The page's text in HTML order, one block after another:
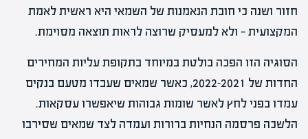
חזור ושנה כי חובת הנאמנות של השמאי היא ראשית לאמת
המקצועית — ולא למעסיק שרוצה לראות תוצאה מסוימת.
הסוגיה הזו הפכה בולטת במיוחד בתקופת עליות המחירים
החדות של 2021–2022, כאשר שמאים שעבדו מטעם בנקים
עמדו בפני לחץ לאשר שומות גבוהות שיאפשרו עסקאות.
הלשכה פרסמה הנחיות ברורות ועמדה לצד שמאים שסירבו